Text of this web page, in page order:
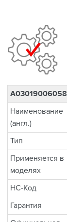
A03019006058
Наименование
(англ.)
Тип
Применяется в
моделях
НС-Код
Гарантия